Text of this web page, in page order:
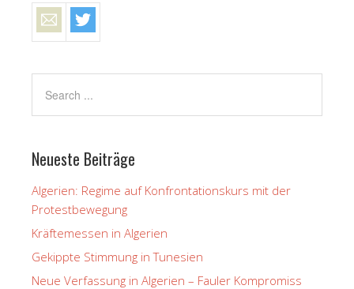
Neueste Beiträge
Algerien: Regime auf Konfrontationskurs mit der
Protestbewegung
Kräftemessen in Algerien
Gekippte Stimmung in Tunesien
Neue Verfassung in Algerien – Fauler Kompromiss